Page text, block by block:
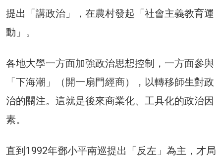
提出「講政治」，在農村發起「社會主義教育運
動」。
各地大學一方面加強政治思想控制，一方面參與
「下海潮」（開一扇門經商），以轉移師生對政
治的關注。這就是後來商業化、工具化的政治因
素。
直到1992年鄧小平南巡提出「反左」為主，才局